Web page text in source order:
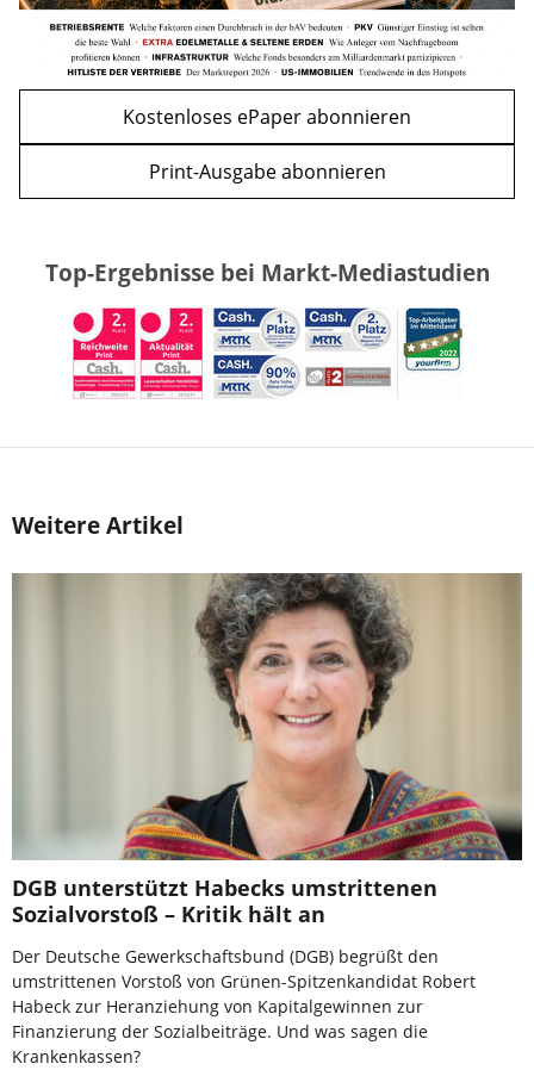
Kostenloses ePaper abonnieren
Print-Ausgabe abonnieren
Top-Ergebnisse bei Markt-Mediastudien
Weitere Artikel
DGB unterstützt Habecks umstrittenen
Sozialvorstoß – Kritik hält an
Der Deutsche Gewerkschaftsbund (DGB) begrüßt den
umstrittenen Vorstoß von Grünen-Spitzenkandidat Robert
Habeck zur Heranziehung von Kapitalgewinnen zur
Finanzierung der Sozialbeiträge. Und was sagen die
Krankenkassen?